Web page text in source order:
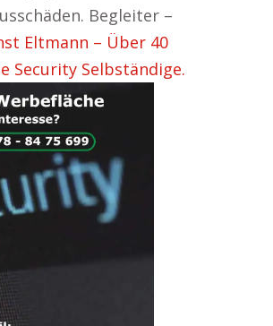
Begleiter –
Eltmann – Über 40
Security Selbständige.